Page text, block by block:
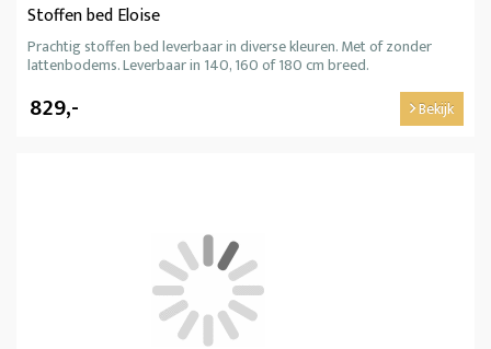
Stoffen bed Eloise
Prachtig stoffen bed leverbaar in diverse kleuren. Met of zonder
lattenbodems. Leverbaar in 140, 160 of 180 cm breed.
829,- Bekijk